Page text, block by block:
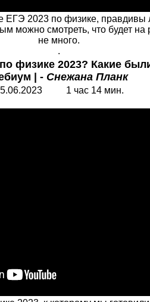
ЕГЭ 2023 по физике, правдивы
можно смотреть, что будет
не много.
.
физике 2023? Какие
| - Снежана Планк
1 час 14 мин.